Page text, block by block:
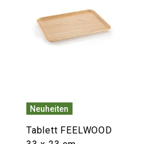
Neuheiten
Tablett FEELWOOD